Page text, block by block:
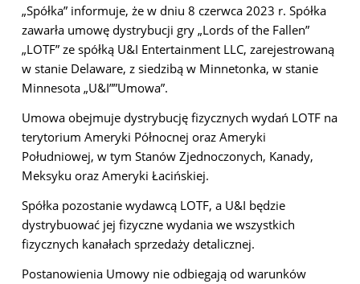
„Spółka” informuje, że w dniu 8 czerwca 2023 r. Spółka
zawarła umowę dystrybucji gry „Lords of the Fallen”
„LOTF” ze spółką U&I Entertainment LLC, zarejestrowaną
w stanie Delaware, z siedzibą w Minnetonka, w stanie
Minnesota „U&I””Umowa”.
Umowa obejmuje dystrybucję fizycznych wydań LOTF na
terytorium Ameryki Północnej oraz Ameryki
Południowej, w tym Stanów Zjednoczonych, Kanady,
Meksyku oraz Ameryki Łacińskiej.
Spółka pozostanie wydawcą LOTF, a U&I będzie
dystrybuować jej fizyczne wydania we wszystkich
fizycznych kanałach sprzedaży detalicznej.
Postanowienia Umowy nie odbiegają od warunków